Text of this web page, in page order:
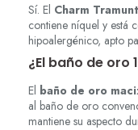
Sí. El Charm
contiene níquel y está
hipoalergénico, apto
¿El baño de oro
El baño de oro
al baño de oro
mantiene su aspecto